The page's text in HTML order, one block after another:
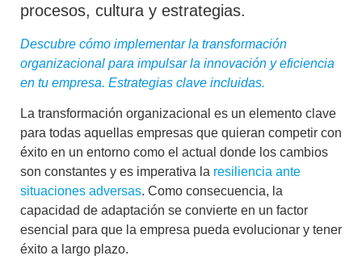
procesos, cultura y estrategias.
Descubre cómo implementar la transformación
organizacional para impulsar la innovación y eficiencia
en tu empresa. Estrategias clave incluidas.
La transformación organizacional es un elemento clave
para todas aquellas empresas que quieran competir con
éxito en un entorno como el actual donde los cambios
son constantes y es imperativa la resiliencia ante
situaciones adversas. Como consecuencia, la
capacidad de adaptación se convierte en un factor
esencial para que la empresa pueda evolucionar y tener
éxito a largo plazo.